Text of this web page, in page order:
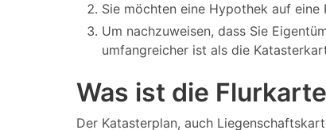
Sie möchten eine Hypothek auf eine
Um nachzuweisen, dass Sie
umfangreicher ist als die
Was ist die
Der Katasterplan, auch